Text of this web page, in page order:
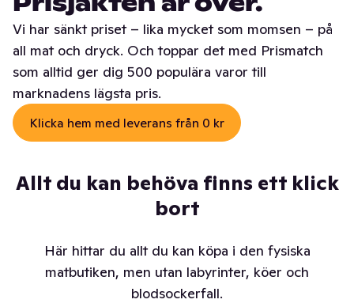
Vi har sänkt priset – lika mycket som momsen – på
all mat och dryck. Och toppar det med Prismatch
som alltid ger dig 500 populära varor till
marknadens lägsta pris.
Klicka hem med leverans från 0 kr
Allt du kan behöva finns ett klick
bort
Här hittar du allt du kan köpa i den fysiska
matbutiken, men utan labyrinter, köer och
blodsockerfall.